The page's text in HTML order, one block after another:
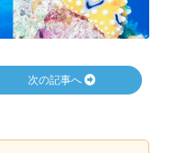
次の記事へ